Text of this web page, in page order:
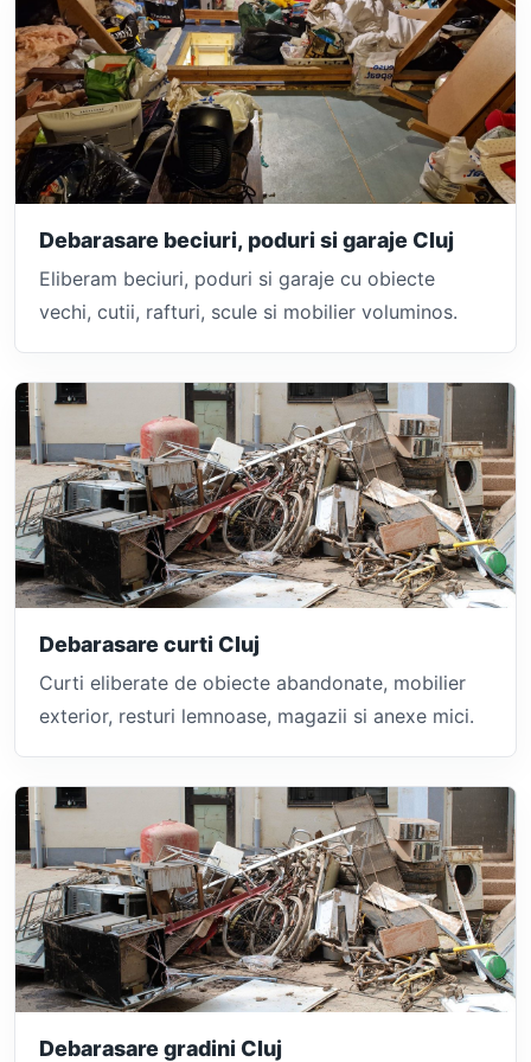
Debarasare beciuri, poduri si garaje Cluj
Eliberam beciuri, poduri si garaje cu obiecte
vechi, cutii, rafturi, scule si mobilier voluminos.
Debarasare curti Cluj
Curti eliberate de obiecte abandonate, mobilier
exterior, resturi lemnoase, magazii si anexe mici.
Debarasare gradini Cluj